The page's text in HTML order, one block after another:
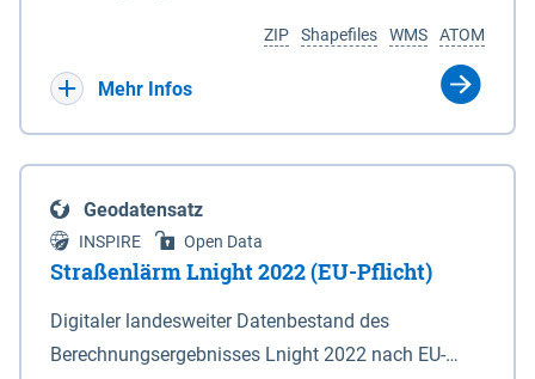
(DTK) im Maßstab 1 : 100 000 (Anlage 2), 2.
verkleinerte Amtliche Karte 1 : 5 000 (AK5) im
projizierte Koordinaten im Europäischen
Terrestrischen Referenzsystem 1989 (ETRS 89) mit
der Universalen Transversalen Mercator-Abbildung
bezogen auf die Zone 32 N (UTM 32N) dargestellt
(Anlage 4); Gleiches gilt für die geografischen
ATOM
WMS
Shapefiles
ZIP
Mehr Infos
Geodatensatz
INSPIRE Open Data
Straßenlärm Lnight 2022 (EU-Pflicht)
Digitaler landesweiter Datenbestand des
Berechnungsergebnisses Lnight 2022 nach EU-